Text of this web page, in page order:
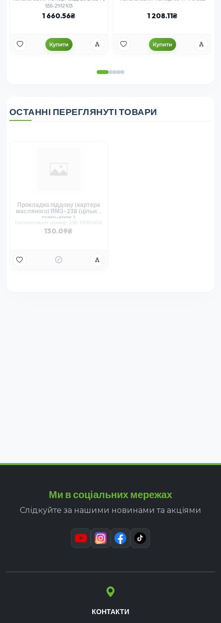
555-2912103
1 660.56
Купити
1 208.11
Купити
ОСТАННІ ПЕРЕГЛЯНУТІ ТОВАРИ
Прокладка піддону (картера
масляного) ЯМЗ-238 (цільна;
гумо-корк.)
Каталоговий номер: 238-1009040А
130.09
Ми в соціальних мережах
Слідкуйте за нашими новинами та акціями
КОНТАКТИ